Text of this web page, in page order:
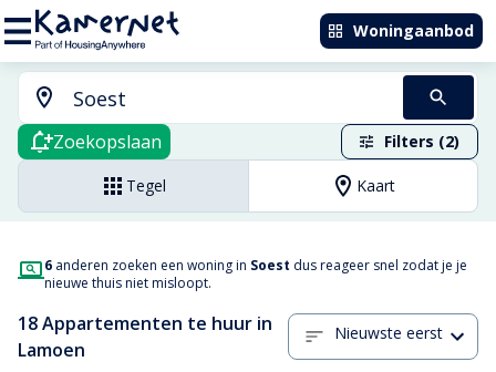
Woningaanbod
Zoekopslaan Filters (2)
Tegel Kaart
6 anderen zoeken een woning in Soest dus reageer snel zodat je je
nieuwe thuis niet misloopt.
18 Appartementen te huur in
Lamoen
Nieuwste eerst